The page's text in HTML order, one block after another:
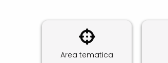
Area tematica